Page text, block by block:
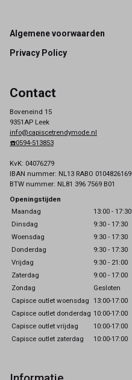
Footer
Algemene voorwaarden
Privacy Policy
Contact
Boveneind 15
9351AP Leek
info@capiscetrendymode.nl
☎️0594-513853
KvK: 04076279
IBAN nummer: NL13 RABO 0104826169
BTW nummer: NL81 396 7569 B01
Openingstijden
Maandag
13:00 - 17:30
Dinsdag
9:30 - 17:30
Woensdag
9:30 - 17:30
Donderdag
9:30 - 17:30
Vrijdag
9:30 - 21:00
Zaterdag
9:00 - 17:00
Zondag
Gesloten
Capisce outlet woensdag 13:00-17:00
Capisce outlet donderdag 10:00-17:00
Capisce outlet vrijdag
10:00-17:00
Capisce outlet zaterdag
10:00-17:00